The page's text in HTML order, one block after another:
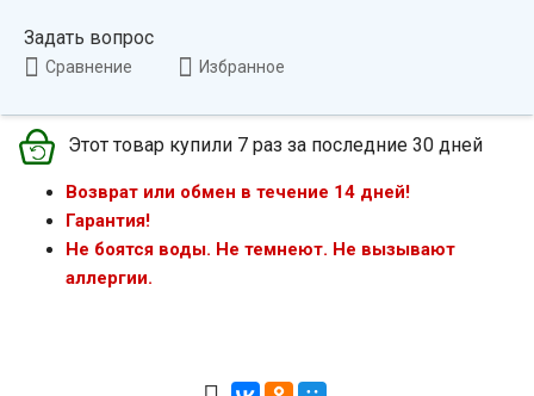
Задать вопрос
Сравнение Избранное
Этот товар купили 7 раз за последние 30 дней
Возврат или обмен в течение 14 дней!
Гарантия!
Не боятся воды. Не темнеют. Не вызывают
аллергии.